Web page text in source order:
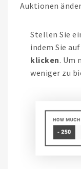
Auktionen
Stellen Sie
indem Sie
klicken. Um
weniger zu